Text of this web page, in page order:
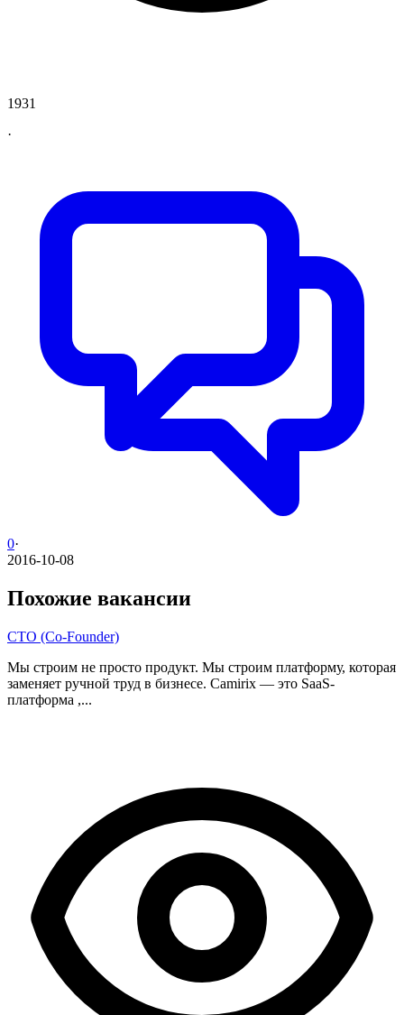
1931
·
0·
2016-10-08
Похожие вакансии
CTO (Co-Founder)
Мы строим не просто продукт. Мы строим платформу, которая
заменяет ручной труд в бизнесе. Camirix — это SaaS-
платформа ,...